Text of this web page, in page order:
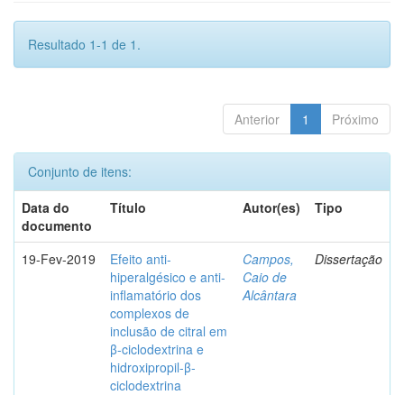
Resultado 1-1 de 1.
Anterior 1 Próximo
Conjunto de itens:
Data do
documento
Título Autor(es) Tipo
19-Fev-2019
Efeito anti-
hiperalgésico e anti-
inflamatório dos
complexos de
inclusão de citral em
β-ciclodextrina e
hidroxipropil-β-
ciclodextrina
Campos,
Caio de
Alcântara
Dissertação